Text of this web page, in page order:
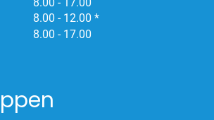
8.00 - 12.00 *
8.00 - 17.00